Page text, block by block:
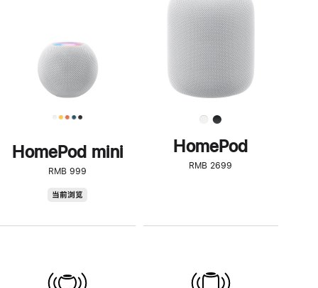
HomePod mini
RMB 999
当前浏览
了
解
HomePod<
HomePod
RMB 2699